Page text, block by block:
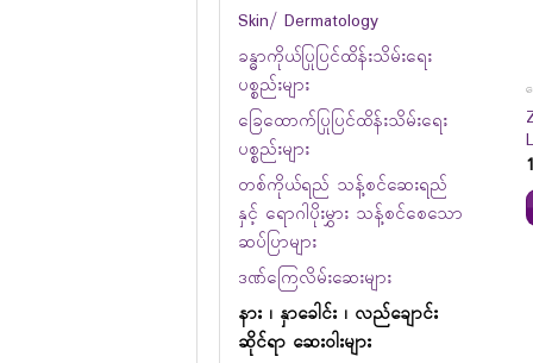
Skin/ Dermatology
ခန္ဓာကိုယ်ပြုပြင်ထိန်းသိမ်းရေး
ပစ္စည်းများ
ခြေထောက်ပြုပြင်ထိန်းသိမ်းရေး
ပစ္စည်းများ
တစ်ကိုယ်ရည် သန့်စင်ဆေးရည်
နှင့် ရောဂါပိုးမွှား သန့်စင်စေသော
ဆပ်ပြာများ
ဒဏ်ကြေလိမ်းဆေးများ
နား ၊ နှာခေါင်း ၊ လည်ချောင်း
ဆိုင်ရာ ဆေးဝါးများ